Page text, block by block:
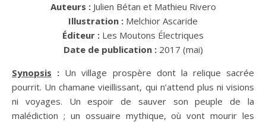
Auteurs : Julien Bétan et Mathieu Rivero
Illustration : Melchior Ascaride
Éditeur : Les Moutons Électriques
Date de publication : 2017 (mai)
Synopsis : Un village prospère dont la relique sacrée
pourrit. Un chamane vieillissant, qui n’attend plus ni visions
ni voyages. Un espoir de sauver son peuple de la
malédiction ; un ossuaire mythique, où vont mourir les